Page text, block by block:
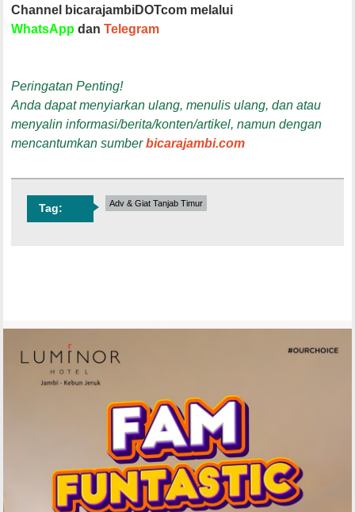
Channel bicarajambiDOTcom melalui
WhatsApp danTelegram
Peringatan Penting!
Anda dapat menyiarkan ulang, menulis ulang, dan atau
menyalin informasi/berita/konten/artikel, namun dengan
mencantumkan sumberbicarajambi.com
Tag: Adv & Giat Tanjab Timur